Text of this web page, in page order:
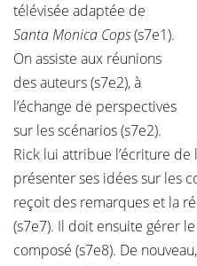
télévisée adaptée de
Santa Monica Cops(s7e1).
On assiste aux réunions
des auteurs (s7e2), à
l’échange de perspectives
sur les scénarios (s7e2).
Rick lui attribue l’écriture
présenter ses idées sur les
reçoit des remarques et la
(s7e7). Il doit ensuite gérer
composé (s7e8). De